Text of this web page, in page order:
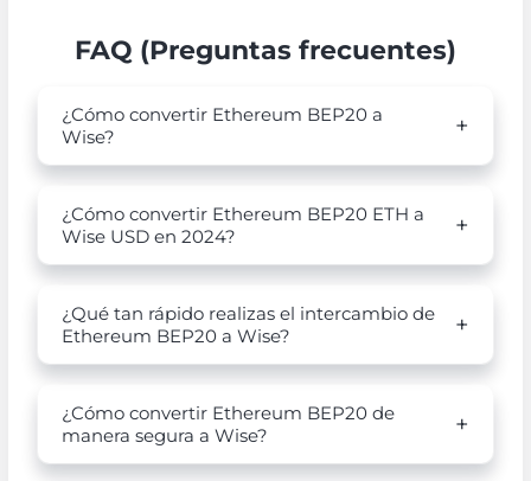
FAQ (Preguntas frecuentes)
¿Cómo convertir Ethereum BEP20 a
Wise?
¿Cómo convertir Ethereum BEP20 ETH a
Wise USD en 2024?
¿Qué tan rápido realizas el intercambio de
Ethereum BEP20 a Wise?
¿Cómo convertir Ethereum BEP20 de
manera segura a Wise?